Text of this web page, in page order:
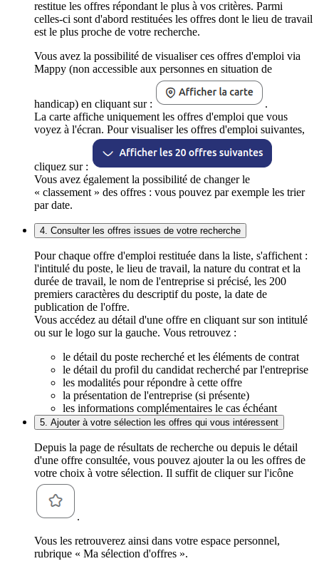
restitue les offres répondant le plus à vos critères. Parmi
celles-ci sont d'abord restituées les offres dont le lieu de travail
est le plus proche de votre recherche.
Vous avez la possibilité de visualiser ces offres d'emploi via
Mappy (non accessible aux personnes en situation de
handicap) en cliquant sur :
.
La carte affiche uniquement les offres d'emploi que vous
voyez à l'écran. Pour visualiser les offres d'emploi suivantes,
cliquez sur :
Vous avez également la possibilité de changer le
« classement » des offres : vous pouvez par exemple les trier
par date.
4. Consulter les offres issues de votre recherche
Pour chaque offre d'emploi restituée dans la liste, s'affichent :
l'intitulé du poste, le lieu de travail, la nature du contrat et la
durée de travail, le nom de l'entreprise si précisé, les 200
premiers caractères du descriptif du poste, la date de
publication de l'offre.
Vous accédez au détail d'une offre en cliquant sur son intitulé
ou sur le logo sur la gauche. Vous retrouvez :
le détail du poste recherché et les éléments de contrat
le détail du profil du candidat recherché par l'entreprise
les modalités pour répondre à cette offre
la présentation de l'entreprise (si présente)
les informations complémentaires le cas échéant
5. Ajouter à votre sélection les offres qui vous intéressent
Depuis la page de résultats de recherche ou depuis le détail
d'une offre consultée, vous pouvez ajouter la ou les offres de
votre choix à votre sélection. Il suffit de cliquer sur l'icône
.
Vous les retrouverez ainsi dans votre espace personnel,
rubrique « Ma sélection d'offres ».